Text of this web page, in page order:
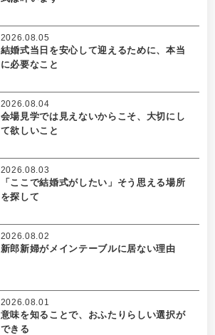
結婚式当日を安心して迎えるために、本当
に必要なこと
2026.08.05
会場見学では見えないからこそ、大切にし
て欲しいこと
2026.08.04
「ここで結婚式がしたい」そう思える場所
を探して
2026.08.03
新郎新婦がメインテーブルに居ない理由
2026.08.02
意味を知ることで、おふたりらしい選択が
できる
2026.08.01